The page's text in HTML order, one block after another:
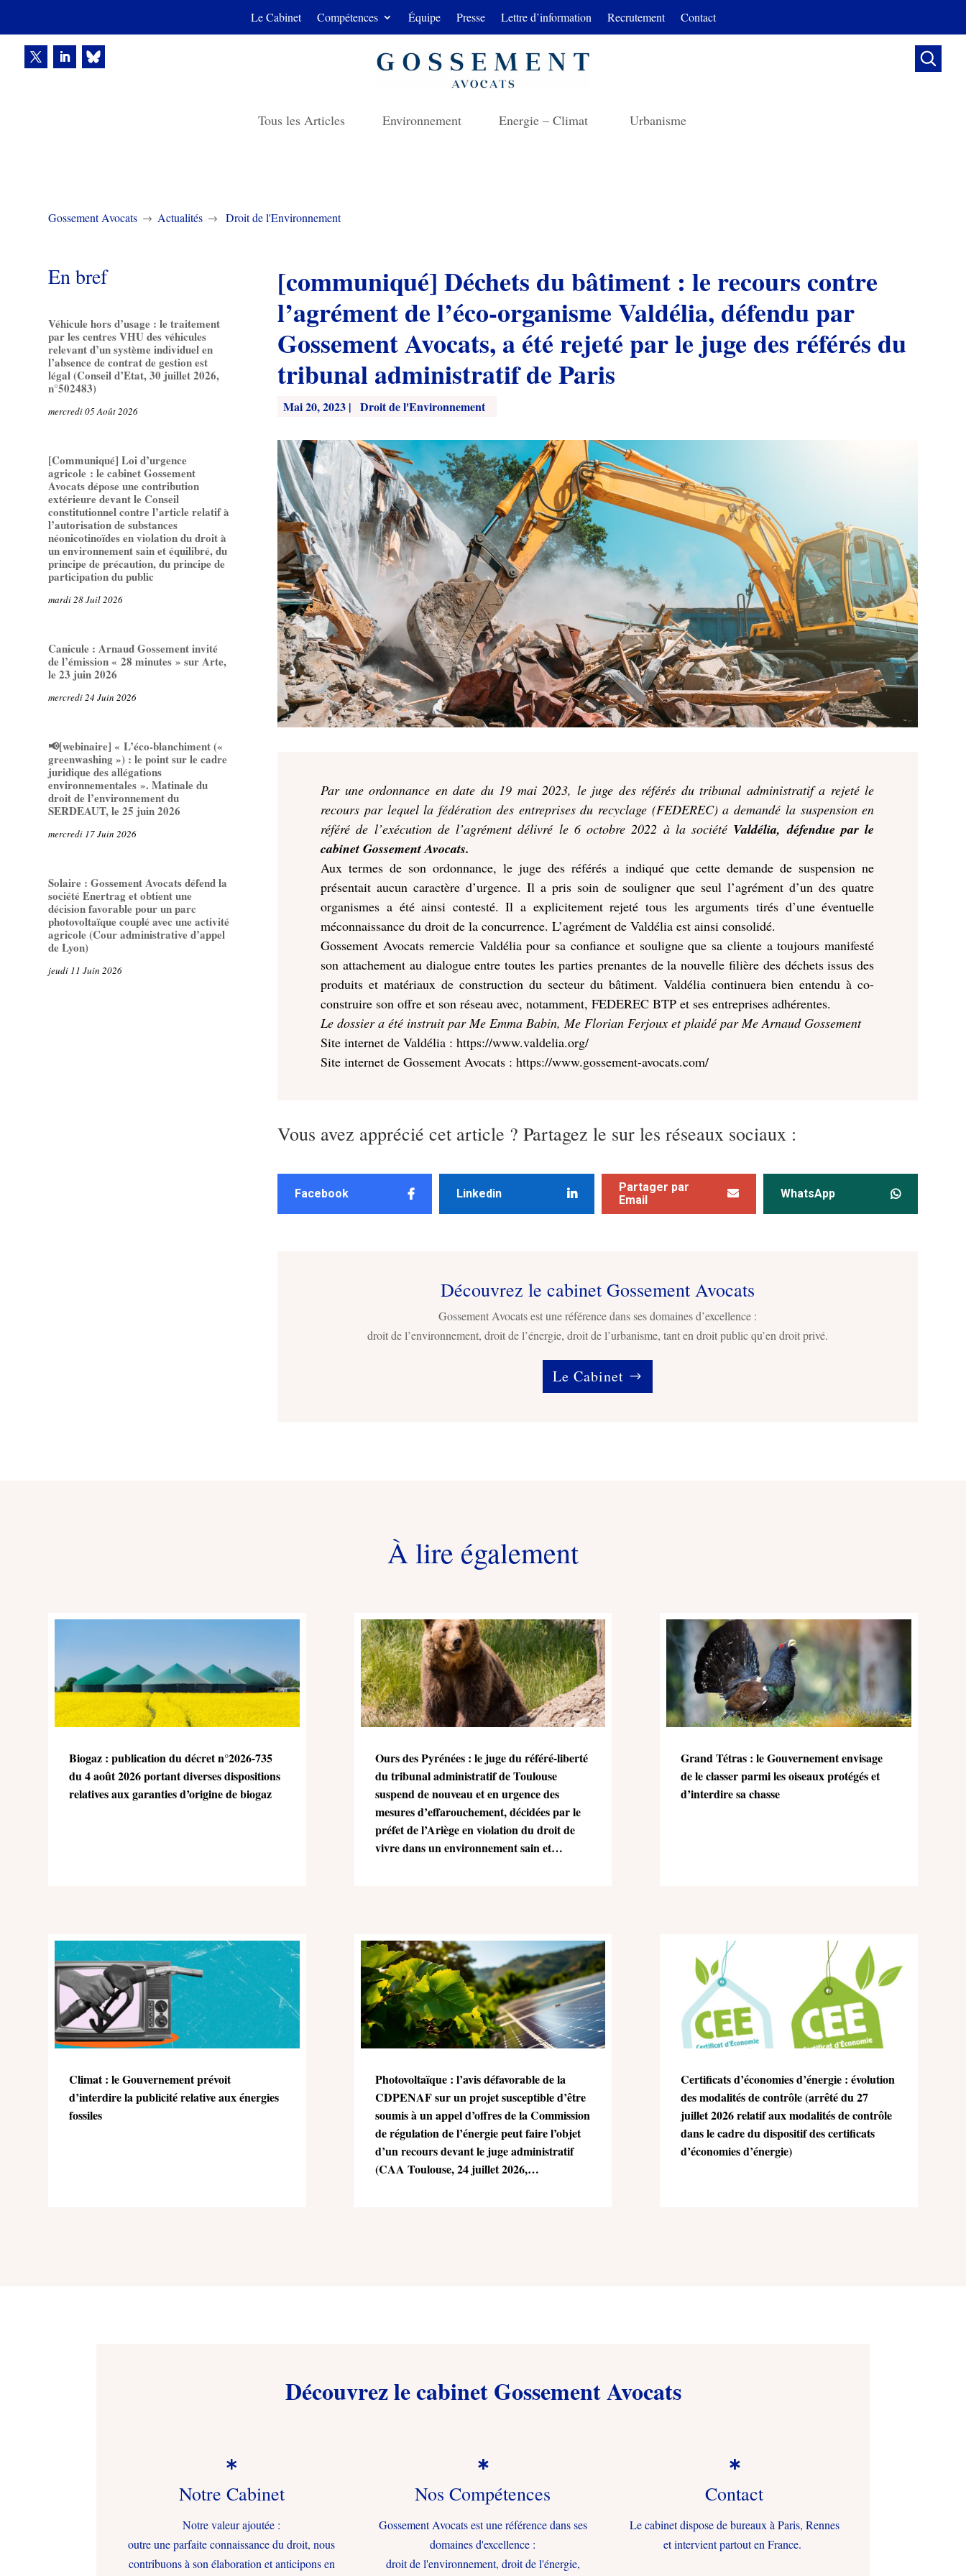
Le Cabinet Compétences Équipe Presse Lettre d’information Recrutement Contact

Tous les Articles Environnement Energie – Climat Urbanisme
Gossement Avocats $ Actualités $ Droit de l'Environnement
En bref
Véhicule hors d’usage : le traitement
par les centres VHU des véhicules
relevant d’un système individuel en
l’absence de contrat de gestion est
légal (Conseil d’Etat, 30 juillet 2026,
n°502483)
mercredi 05 Août 2026
[Communiqué] Loi d’urgence
agricole : le cabinet Gossement
Avocats dépose une contribution
extérieure devant le Conseil
constitutionnel contre l’article relatif à
l’autorisation de substances
néonicotinoïdes en violation du droit à
un environnement sain et équilibré, du
principe de précaution, du principe de
participation du public
mardi 28 Juil 2026
Canicule : Arnaud Gossement invité
de l’émission « 28 minutes » sur Arte,
le 23 juin 2026
mercredi 24 Juin 2026
📢[webinaire] « L’éco-blanchiment («
greenwashing ») : le point sur le cadre
juridique des allégations
environnementales ». Matinale du
droit de l’environnement du
SERDEAUT, le 25 juin 2026
mercredi 17 Juin 2026
Solaire : Gossement Avocats défend la
société Enertrag et obtient une
décision favorable pour un parc
photovoltaïque couplé avec une activité
agricole (Cour administrative d’appel
de Lyon)
jeudi 11 Juin 2026
[communiqué] Déchets du bâtiment : le recours contre
l’agrément de l’éco-organisme Valdélia, défendu par
Gossement Avocats, a été rejeté par le juge des référés du
tribunal administratif de Paris
Mai 20, 2023 | Droit de l'Environnement
Par une ordonnance en date du 19 mai 2023, le juge des référés du tribunal administratif a rejeté le
recours par lequel la fédération des entreprises du recyclage (FEDEREC) a demandé la suspension en
référé de l’exécution de l’agrément délivré le 6 octobre 2022 à la société Valdélia, défendue par le
cabinet Gossement Avocats.
Aux termes de son ordonnance, le juge des référés a indiqué que cette demande de suspension ne
présentait aucun caractère d’urgence. Il a pris soin de souligner que seul l’agrément d’un des quatre
organismes a été ainsi contesté. Il a explicitement rejeté tous les arguments tirés d’une éventuelle
méconnaissance du droit de la concurrence. L’agrément de Valdélia est ainsi consolidé.
Gossement Avocats remercie Valdélia pour sa confiance et souligne que sa cliente a toujours manifesté
son attachement au dialogue entre toutes les parties prenantes de la nouvelle filière des déchets issus des
produits et matériaux de construction du secteur du bâtiment. Valdélia continuera bien entendu à co-
construire son offre et son réseau avec, notamment, FEDEREC BTP et ses entreprises adhérentes.
Le dossier a été instruit par Me Emma Babin, Me Florian Ferjoux et plaidé par Me Arnaud Gossement
Site internet de Valdélia : https://www.valdelia.org/
Site internet de Gossement Avocats : https://www.gossement-avocats.com/
Vous avez apprécié cet article ? Partagez le sur les réseaux sociaux :
Facebook Linkedin
Partager par
Email
WhatsApp
Découvrez le cabinet Gossement Avocats
Gossement Avocats est une référence dans ses domaines d’excellence :
droit de l’environnement, droit de l’énergie, droit de l’urbanisme, tant en droit public qu’en droit privé.
Le Cabinet
À lire également
Biogaz : publication du décret n°2026-735
du 4 août 2026 portant diverses dispositions
relatives aux garanties d’origine de biogaz
Climat : le Gouvernement prévoit
d’interdire la publicité relative aux énergies
fossiles
Ours des Pyrénées : le juge du référé-liberté
du tribunal administratif de Toulouse
suspend de nouveau et en urgence des
mesures d’effarouchement, décidées par le
préfet de l’Ariège en violation du droit de
vivre dans un environnement sain et
Photovoltaïque : l’avis défavorable de la
CDPENAF sur un projet susceptible d’être
soumis à un appel d’offres de la Commission
de régulation de l’énergie peut faire l’objet
d’un recours devant le juge administratif
(CAA Toulouse, 24 juillet 2026,
Grand Tétras : le Gouvernement envisage
de le classer parmi les oiseaux protégés et
d’interdire sa chasse
Certificats d’économies d’énergie : évolution
des modalités de contrôle (arrêté du 27
juillet 2026 relatif aux modalités de contrôle
dans le cadre du dispositif des certificats
d’économies d’énergie)
Découvrez le cabinet Gossement Avocats

Notre Cabinet
Notre valeur ajoutée :
outre une parfaite connaissance du droit, nous
contribuons à son élaboration et anticipons en

Nos Compétences
Gossement Avocats est une référence dans ses
domaines d'excellence :
droit de l'environnement, droit de l'énergie,

Contact
Le cabinet dispose de bureaux à Paris, Rennes
et intervient partout en France.